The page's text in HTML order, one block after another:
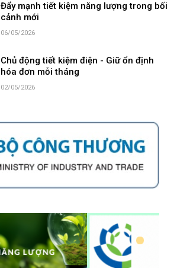
Đẩy mạnh tiết kiệm năng lượng trong bối
cảnh mới
06/05/2026
Chủ động tiết kiệm điện - Giữ ổn định
hóa đơn mỗi tháng
02/05/2026